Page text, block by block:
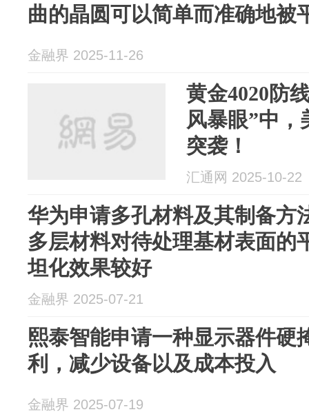
曲的晶圆可以简单而准确地被
金融界 2025-11-26
黄金4020防
风暴眼”中，
突袭！
汇通网 2025-10-22
华为申请多孔材料及其制备方
多层材料对待处理基材表面的
坦化效果较好
金融界 2025-07-21
熙泰智能申请一种显示器件硬
利，减少设备以及成本投入
金融界 2025-07-19